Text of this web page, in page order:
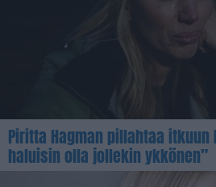
Piritta Hagman pillahtaa
haluisin olla jollekin ykkönen”